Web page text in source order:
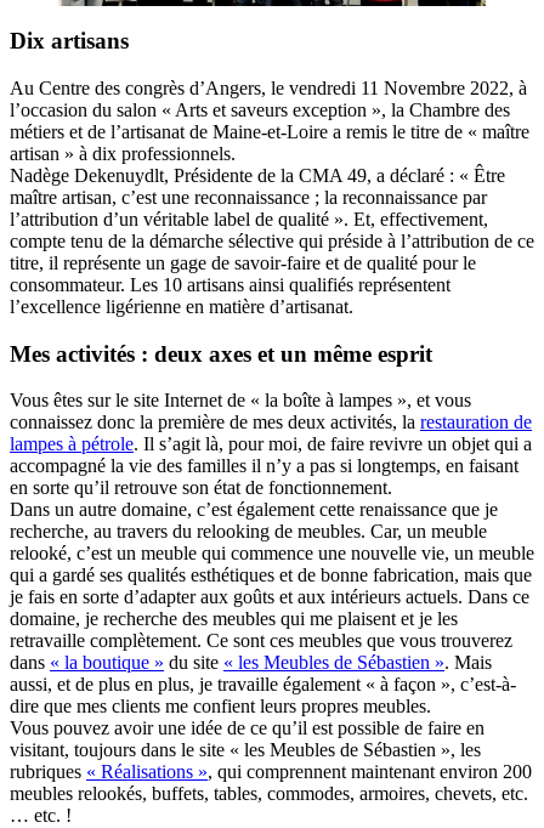
Dix artisans
Au Centre des congrès d’Angers, le vendredi 11 Novembre 2022, à
l’occasion du salon « Arts et saveurs exception », la Chambre des
métiers et de l’artisanat de Maine-et-Loire a remis le titre de « maître
artisan » à dix professionnels.
Nadège Dekenuydlt, Présidente de la CMA 49, a déclaré : « Être
maître artisan, c’est une reconnaissance ; la reconnaissance par
l’attribution d’un véritable label de qualité ». Et, effectivement,
compte tenu de la démarche sélective qui préside à l’attribution de ce
titre, il représente un gage de savoir-faire et de qualité pour le
consommateur. Les 10 artisans ainsi qualifiés représentent
l’excellence ligérienne en matière d’artisanat.
Mes activités : deux axes et un même esprit
Vous êtes sur le site Internet de « la boîte à lampes », et vous
connaissez donc la première de mes deux activités, la restauration de
lampes à pétrole. Il s’agit là, pour moi, de faire revivre un objet qui a
accompagné la vie des familles il n’y a pas si longtemps, en faisant
en sorte qu’il retrouve son état de fonctionnement.
Dans un autre domaine, c’est également cette renaissance que je
recherche, au travers du relooking de meubles. Car, un meuble
relooké, c’est un meuble qui commence une nouvelle vie, un meuble
qui a gardé ses qualités esthétiques et de bonne fabrication, mais que
je fais en sorte d’adapter aux goûts et aux intérieurs actuels. Dans ce
domaine, je recherche des meubles qui me plaisent et je les
retravaille complètement. Ce sont ces meubles que vous trouverez
dans « la boutique » du site « les Meubles de Sébastien ». Mais
aussi, et de plus en plus, je travaille également « à façon », c’est-à-
dire que mes clients me confient leurs propres meubles.
Vous pouvez avoir une idée de ce qu’il est possible de faire en
visitant, toujours dans le site « les Meubles de Sébastien », les
rubriques « Réalisations », qui comprennent maintenant environ 200
meubles relookés, buffets, tables, commodes, armoires, chevets, etc.
… etc. !